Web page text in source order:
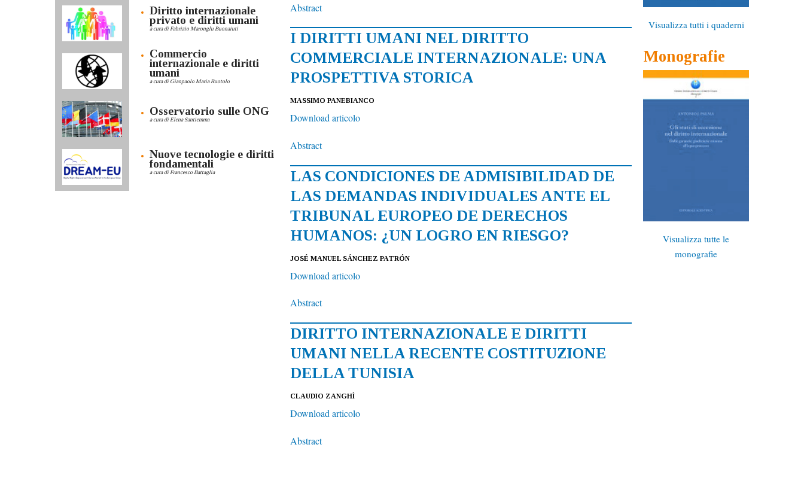
Diritto internazionale
privato e diritti umani
a cura di Fabrizio Maronglu Buonaiuti
Commercio
internazionale e diritti
umani
a cura di Gianpaolo Maria Ruotolo
Osservatorio sulle ONG
a cura di Elena Santiemma
Nuove tecnologie e diritti
fondamentali
a cura di Francesco Battaglia
Abstract
I DIRITTI UMANI NEL DIRITTO
COMMERCIALE INTERNAZIONALE: UNA
PROSPETTIVA STORICA
MASSIMO PANEBIANCO
Download articolo
Abstract
LAS CONDICIONES DE ADMISIBILIDAD DE
LAS DEMANDAS INDIVIDUALES ANTE EL
TRIBUNAL EUROPEO DE DERECHOS
HUMANOS: ¿UN LOGRO EN RIESGO?
JOSÉ MANUEL SÁNCHEZ PATRÓN
Download articolo
Abstract
DIRITTO INTERNAZIONALE E DIRITTI
UMANI NELLA RECENTE COSTITUZIONE
DELLA TUNISIA
CLAUDIO ZANGHÌ
Download articolo
Abstract
Visualizza tutti i quaderni
Monografie
Visualizza tutte le
monografie